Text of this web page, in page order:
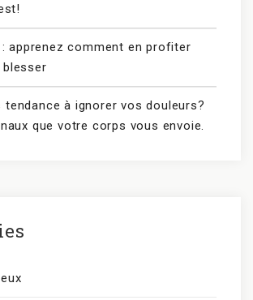
: apprenez comment en profiter
tendance à ignorer vos douleurs?
que votre corps vous envoie.